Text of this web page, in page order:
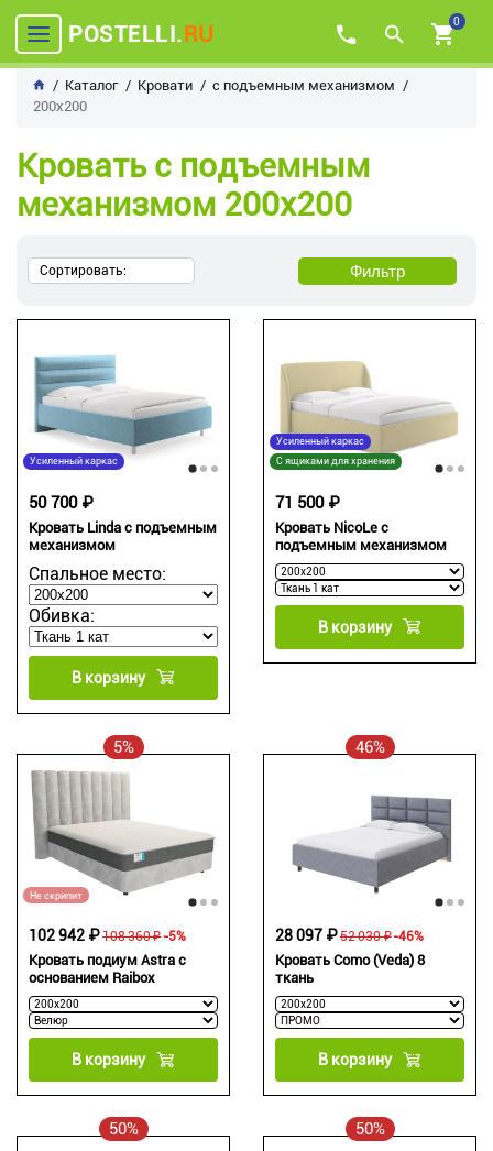
POSTELLI.RU 0
Каталог Кровати
с подъемным механизмом
200х200
Кровать с подъемным
механизмом 200х200
Сортировать: Фильтр
Усиленный каркас
Кровать Linda с подъемным
механизмом
Спальное место:
Обивка:
50 700 ₽
В корзину
Усиленный каркас
С ящиками для хранения
Кровать NicoLe c
подъемным механизмом
71 500 ₽
В корзину
5%
Не скрипит
Кровать подиум Astra с
основанием Raibox
108 360 ₽
102 942 ₽ -5%
В корзину
46%
Кровать Como (Veda) 8
ткань
52 030 ₽
28 097 ₽ -46%
В корзину
50% 50%